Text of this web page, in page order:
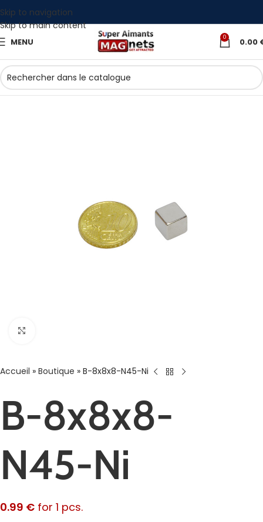
Skip to navigation
Skip to main content
MENU 0 0.00
Accueil » Boutique » B-8x8x8-N45-Ni
B-8x8x8-
N45-Ni
0.99 € for 1 pcs.